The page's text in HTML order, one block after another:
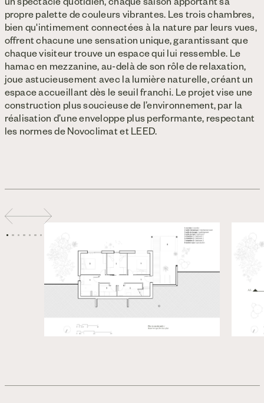
un spectacle quotidien, chaque saison apportant sa
propre palette de couleurs vibrantes. Les trois chambres,
bien qu'intimement connectées à la nature par leurs vues,
offrent chacune une sensation unique, garantissant que
chaque visiteur trouve un espace qui lui ressemble. Le
hamac en mezzanine, au-delà de son rôle de relaxation,
joue astucieusement avec la lumière naturelle, créant un
espace accueillant dès le seuil franchi. Le projet vise une
construction plus soucieuse de l’environnement, par la
réalisation d’une enveloppe plus performante, respectant
les normes de Novoclimat et LEED.